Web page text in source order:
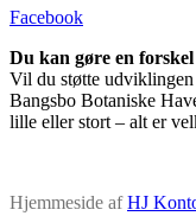
Facebook
Du kan gøre en
Vil du støtte
Bangsbo Botaniske
lille eller stort – alt er
Hjemmeside afHJ